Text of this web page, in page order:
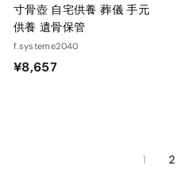
寸骨壺 自宅供養 葬儀 手元
供養 遺骨保管
f.systeme2040
¥8,657
1 2